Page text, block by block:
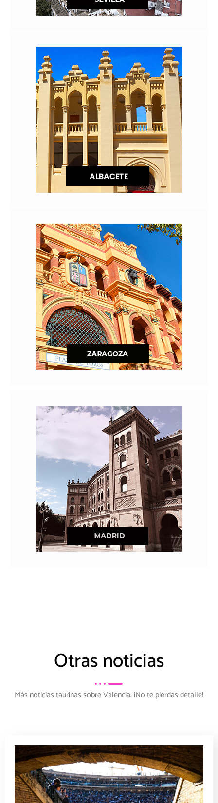
Otras noticias
Más noticias taurinas sobre Valencia: ¡No te pierdas detalle!